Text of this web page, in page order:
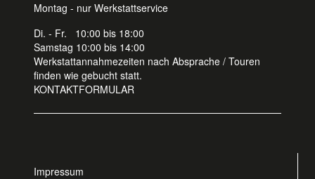
Montag - nur Werkstattservice
Di. - Fr. 10:00 bis 18:00
Samstag 10:00 bis 14:00
Werkstattannahmezeiten nach Absprache / Touren
finden wie gebucht statt.
KONTAKTFORMULAR
Impressum